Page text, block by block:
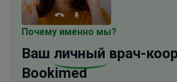
Почему именно мы?
Ваш личный врач-
Bookimed